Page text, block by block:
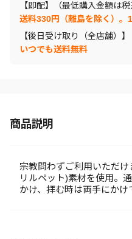
【即配】（最低購入金額は税
送料330円（離島を除く）。
【後日受け取り（全店舗）】
いつでも送料無料
商品説明
宗教問わずご利用いただけ
リルペット)素材を使用。
かけ、拝む時は両手にかけ